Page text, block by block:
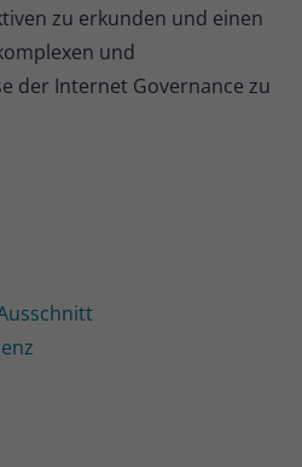
zu erkunden und einen
und
der Internet Governance zu